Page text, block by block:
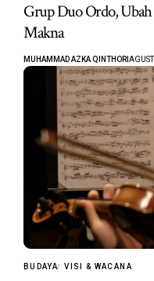
Grup Duo Ordo, Ubah
Makna
MUHAMMAD AZKA QINTHORI
BUDAYA VISI & WACANA